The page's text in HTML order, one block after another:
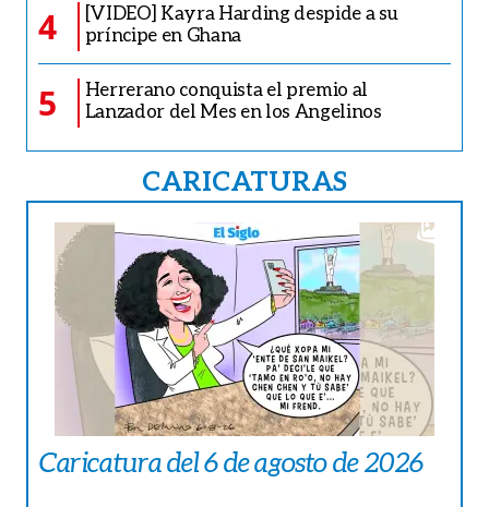
4
[VIDEO] Kayra Harding despide a su
príncipe en Ghana
5
Herrerano conquista el premio al
Lanzador del Mes en los Angelinos
CARICATURAS
Caricatura del 6 de agosto de 2026